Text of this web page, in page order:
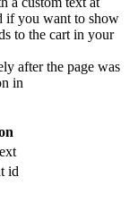
if you want to show
to the cart in your
after the page was
in
id